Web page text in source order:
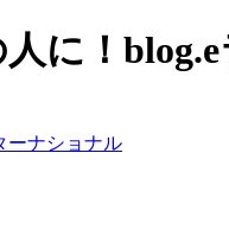
に！
ーナショナル